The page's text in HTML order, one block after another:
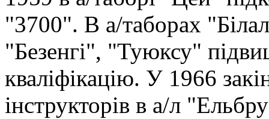
"3700". В а/таборах
"Безенгі", "Туюксу"
кваліфікацію. У 1966
інструкторів в а/л